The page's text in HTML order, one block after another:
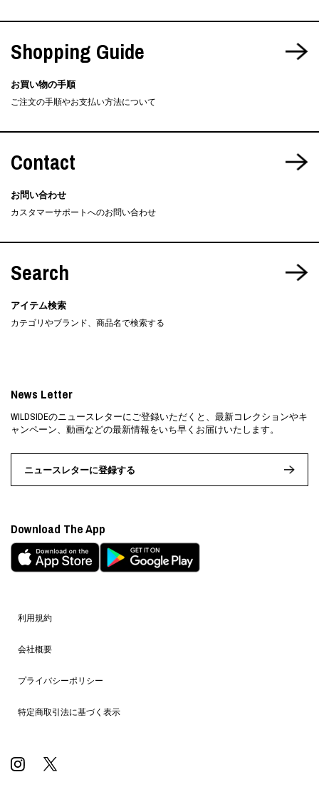
Shopping Guide
お買い物の手順
ご注文の手順やお支払い方法について
Contact
お問い合わせ
カスタマーサポートへのお問い合わせ
Search
アイテム検索
カテゴリやブランド、商品名で検索する
利用規約
会社概要
プライバシーポリシー
特定商取引法に基づく表示
News Letter
WILDSIDEのニュースレターにご登録いただくと、最新コレクションやキ
ャンペーン、動画などの最新情報をいち早くお届けいたします。
ニュースレターに登録する
Download The App